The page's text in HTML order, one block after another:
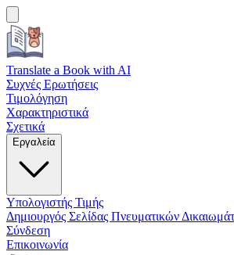
Translate a Book with AI
Συχνές Ερωτήσεις
Τιμολόγηση
Χαρακτηριστικά
Σχετικά
Εργαλεία
Υπολογιστής Τιμής
Δημιουργός Σελίδας Πνευματικών
Σύνδεση
Επικοινωνία